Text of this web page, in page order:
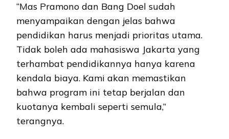
“Mas Pramono dan Bang Doel sudah
menyampaikan dengan jelas bahwa
pendidikan harus menjadi prioritas utama.
Tidak boleh ada mahasiswa Jakarta yang
terhambat pendidikannya hanya karena
kendala biaya. Kami akan memastikan
bahwa program ini tetap berjalan dan
kuotanya kembali seperti semula,”
terangnya.